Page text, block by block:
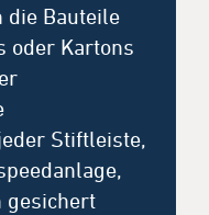
die Bauteile
oder Kartons
Stiftleiste,
gesichert